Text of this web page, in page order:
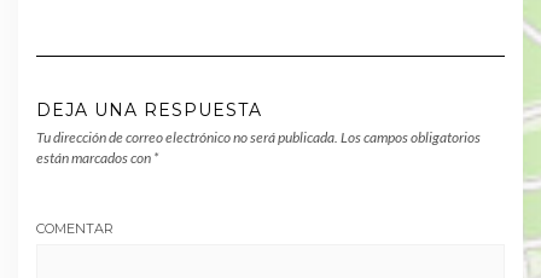
DEJA UNA RESPUESTA
Tu dirección de correo electrónico no será publicada. Los campos obligatorios
están marcados con *
COMENTAR